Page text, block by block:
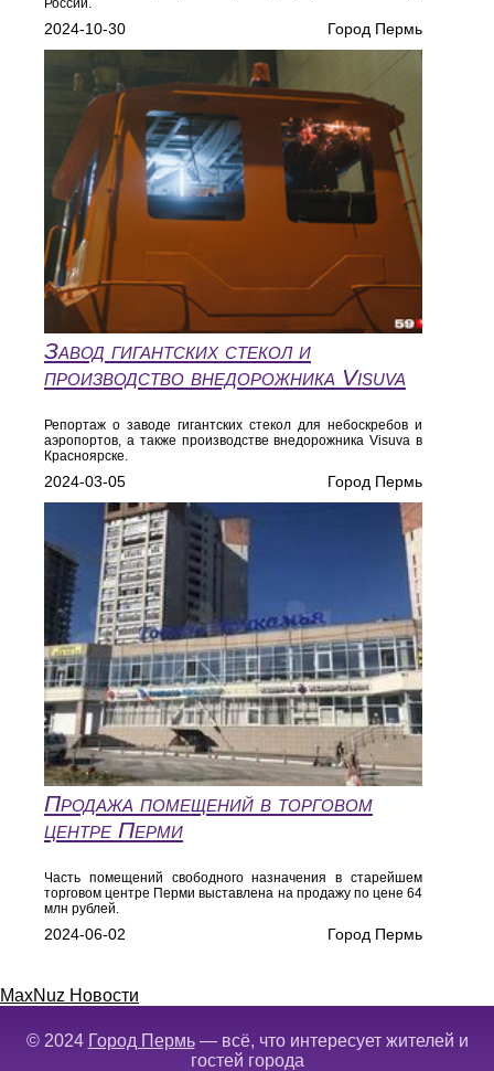
России.
2024-10-30 Город Пермь
Завод гигантских стекол и
производство внедорожника Visuva
Репортаж о заводе гигантских стекол для небоскребов и
аэропортов, а также производстве внедорожника Visuva в
Красноярске.
2024-03-05 Город Пермь
Продажа помещений в торговом
центре Перми
Часть помещений свободного назначения в старейшем
торговом центре Перми выставлена на продажу по цене 64
млн рублей.
2024-06-02 Город Пермь
MaxNuz Новости
© 2024 Город Пермь— всё, что интересует жителей и
гостей города